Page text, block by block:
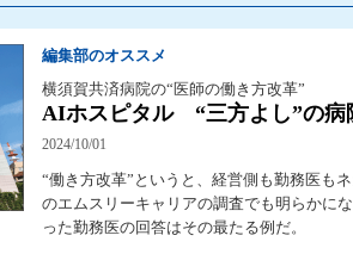
編集部のオススメ
横須賀共済病院の“医師の働き方改革”
AIホスピタル “三方よし”の病
2024/10/01
“働き方改革”というと、経営側も勤務医も
のエムスリーキャリアの調査でも明らかに
った勤務医の回答はその最たる例だ。